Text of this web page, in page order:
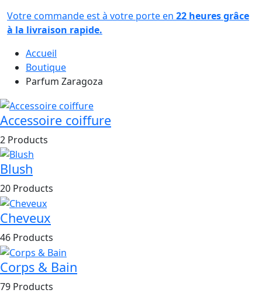
Votre commande est à votre porte en 22 heures grâce
à la livraison rapide.
Accueil
Boutique
Parfum Zaragoza
Accessoire coiffure
2 Products
Blush
20 Products
Cheveux
46 Products
Corps & Bain
79 Products